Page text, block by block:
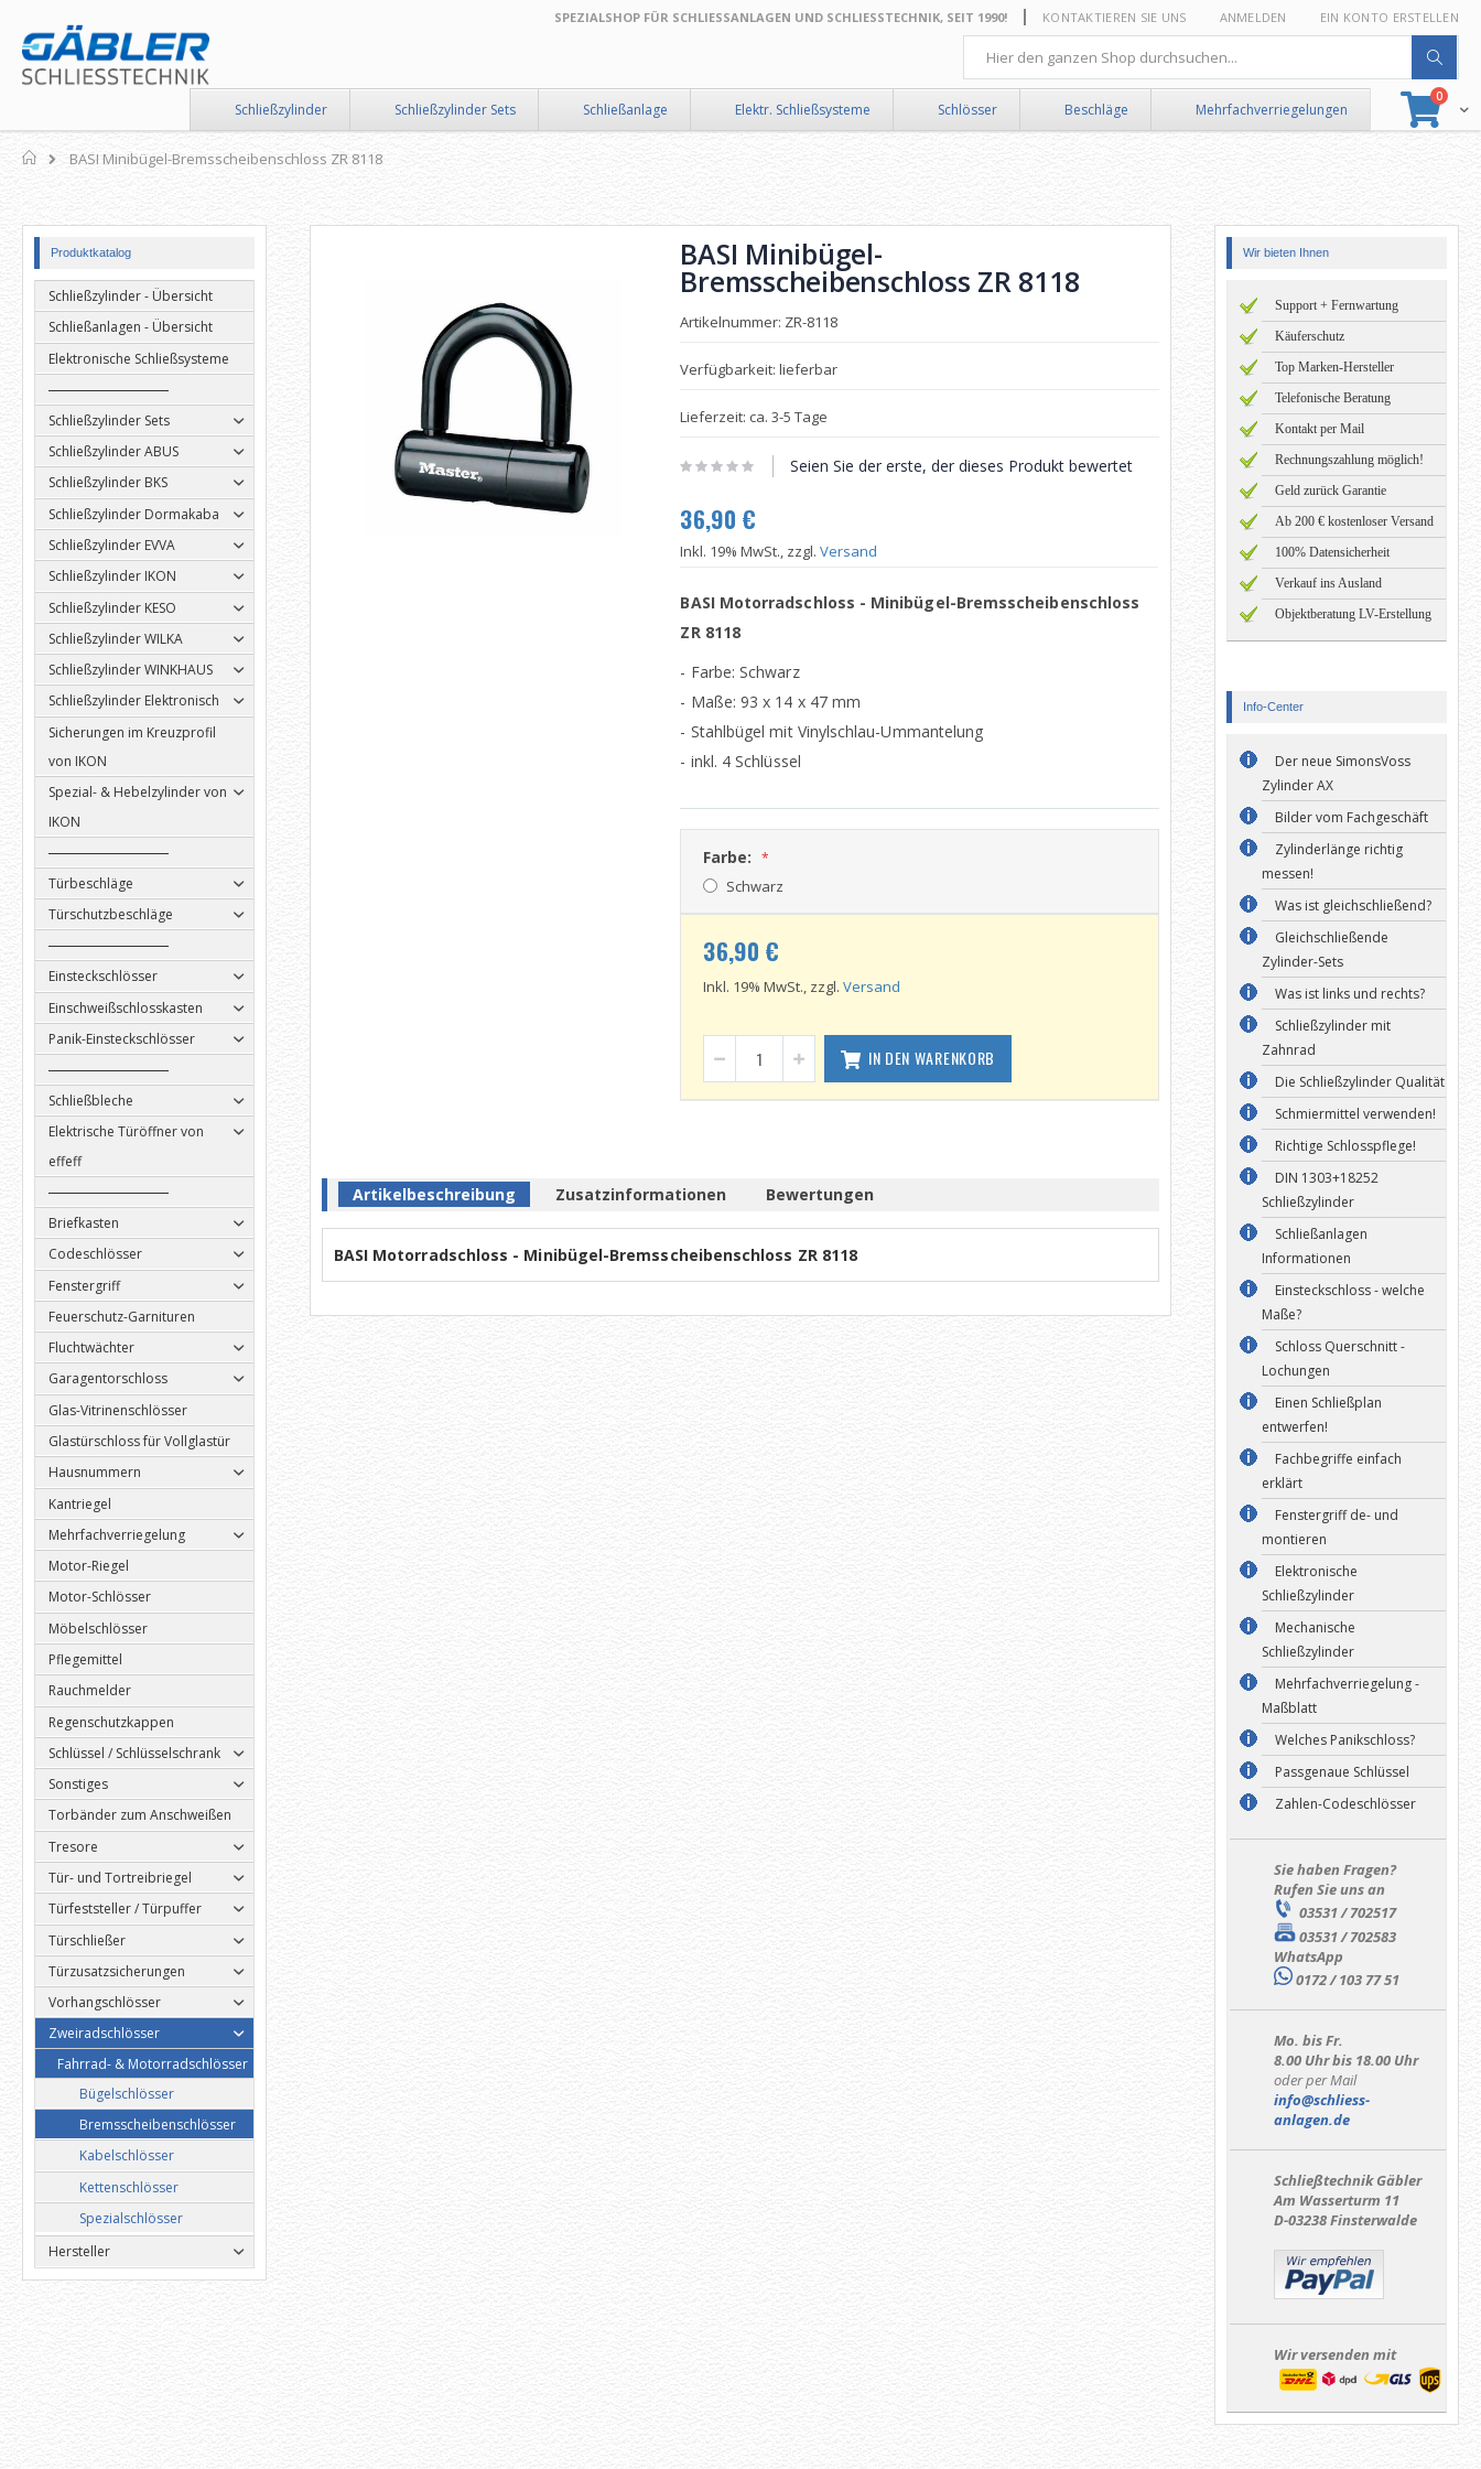
zum
Inhalt
SPEZIALSHOP FÜR SCHLIESSANLAGEN UND SCHLIESSTECHNIK, SEIT 1990! KONTAKTIEREN SIE UNS ANMELDEN EIN KONTO ERSTELLEN
0Artikel
Suche
Suche
Schließzylinder Schließzylinder Sets Schließanlage Elektr. Schließsysteme Schlösser Beschläge Mehrfachverriegelungen
Home
BASI Minibügel-Bremsscheibenschloss ZR 8118
BASI Minibügel-
Bremsscheibenschloss ZR 8118
Artikelnummer: ZR-8118
Verfügbarkeit: lieferbar
Lieferzeit: ca. 3-5 Tage
Seien Sie der erste, der dieses Produkt bewertet
36,90 €
Inkl. 19% MwSt., zzgl.Versand
BASI Motorradschloss - Minibügel-Bremsscheibenschloss
ZR 8118
- Farbe: Schwarz
- Maße: 93 x 14 x 47 mm
- Stahlbügel mit Vinylschlau-Ummantelung
- inkl. 4 Schlüssel
Farbe:
Schwarz
36,90 €
Inkl. 19% MwSt., zzgl.Versand
IN DEN WARENKORB
Artikelbeschreibung
BASI Motorradschloss - Minibügel-Bremsscheibenschloss ZR 8118
Zusatzinformationen Bewertungen
Produktkatalog
Schließzylinder - Übersicht
Schließanlagen - Übersicht
Elektronische Schließsysteme
Schließzylinder Sets
Schließzylinder ABUS
Schließzylinder BKS
Schließzylinder Dormakaba
Schließzylinder EVVA
Schließzylinder IKON
Schließzylinder KESO
Schließzylinder WILKA
Schließzylinder WINKHAUS
Schließzylinder Elektronisch
Sicherungen im Kreuzprofil
von IKON
Spezial- & Hebelzylinder von
IKON
Türbeschläge
Türschutzbeschläge
Einsteckschlösser
Einschweißschlosskasten
Panik-Einsteckschlösser
Schließbleche
Elektrische Türöffner von
effeff
Briefkasten
Codeschlösser
Fenstergriff
Feuerschutz-Garnituren
Fluchtwächter
Garagentorschloss
Glas-Vitrinenschlösser
Glastürschloss für Vollglastür
Hausnummern
Kantriegel
Mehrfachverriegelung
Motor-Riegel
Motor-Schlösser
Möbelschlösser
Pflegemittel
Rauchmelder
Regenschutzkappen
Schlüssel / Schlüsselschrank
Sonstiges
Torbänder zum Anschweißen
Tresore
Tür- und Tortreibriegel
Türfeststeller / Türpuffer
Türschließer
Türzusatzsicherungen
Vorhangschlösser
Zweiradschlösser
Fahrrad- & Motorradschlösser
Bügelschlösser
Bremsscheibenschlösser
Kabelschlösser
Kettenschlösser
Spezialschlösser
Hersteller
Wir bieten Ihnen
Support + Fernwartung
Käuferschutz
Top Marken-Hersteller
Telefonische Beratung
Kontakt per Mail
Rechnungszahlung möglich!
Geld zurück Garantie
Ab 200 € kostenloser Versand
100% Datensicherheit
Verkauf ins Ausland
Objektberatung LV-Erstellung
Info-Center
Der neue SimonsVoss
Zylinder AX
Bilder vom Fachgeschäft
Zylinderlänge richtig
messen!
Was ist gleichschließend?
Gleichschließende
Zylinder-Sets
Was ist links und rechts?
Schließzylinder mit
Zahnrad
Die Schließzylinder Qualität
Schmiermittel verwenden!
Richtige Schlosspflege!
DIN 1303+18252
Schließzylinder
Schließanlagen
Informationen
Einsteckschloss - welche
Maße?
Schloss Querschnitt -
Lochungen
Einen Schließplan
entwerfen!
Fachbegriffe einfach
erklärt
Fenstergriff de- und
montieren
Elektronische
Schließzylinder
Mechanische
Schließzylinder
Mehrfachverriegelung -
Maßblatt
Welches Panikschloss?
Passgenaue Schlüssel
Zahlen-Codeschlösser
Sie haben Fragen?
Rufen Sie uns an
03531 / 702517
03531 / 702583
WhatsApp
0172 / 103 77 51
Mo. bis Fr.
8.00 Uhr bis 18.00 Uhr
oder per Mail
info@schliess-
anlagen.de
Schließtechnik Gäbler
Am Wasserturm 11
D-03238 Finsterwalde
Wir versenden mit